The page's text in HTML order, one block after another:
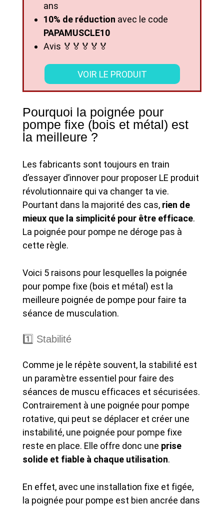
ans
10% de réduction avec le code
PAPAMUSCLE10
Avis 🏅🏅🏅🏅🏅
VOIR LE PRODUIT
Pourquoi la poignée pour
pompe fixe (bois et métal) est
la meilleure ?
Les fabricants sont toujours en train
d’essayer d’innover pour proposer LE produit
révolutionnaire qui va changer ta vie.
Pourtant dans la majorité des cas, rien de
mieux que la simplicité pour être efficace.
La poignée pour pompe ne déroge pas à
cette règle.
Voici 5 raisons pour lesquelles la poignée
pour pompe fixe (bois et métal) est la
meilleure poignée de pompe pour faire ta
séance de musculation.
1️⃣ Stabilité
Comme je le répète souvent, la stabilité est
un paramètre essentiel pour faire des
séances de muscu efficaces et sécurisées.
Contrairement à une poignée pour pompe
rotative, qui peut se déplacer et créer une
instabilité, une poignée pour pompe fixe
reste en place. Elle offre donc une prise
solide et fiable à chaque utilisation.
En effet, avec une installation fixe et figée,
la poignée pour pompe est bien ancrée dans